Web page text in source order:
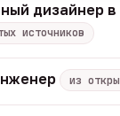
дизайнер
источников
из